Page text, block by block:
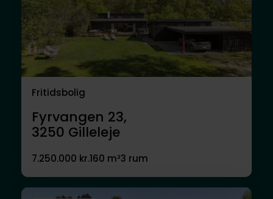
Fritidsbolig
Fyrvangen 23,
3250 Gilleleje
7.250.000 kr.160 m²3 rum